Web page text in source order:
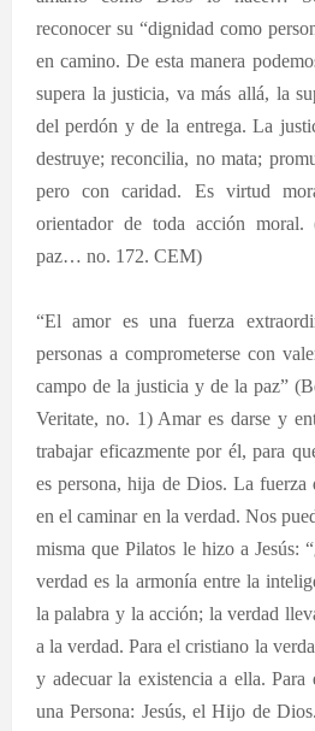
reconocer su “dignidad como
en camino. De esta manera
supera la justicia, va más allá, la
del perdón y de la entrega. La
destruye; reconcilia, no mata;
pero con caridad. Es virtud
orientador de toda acción moral.
paz… no. 172. CEM)
“El amor es una fuerza
personas a comprometerse con
campo de la justicia y de la paz”
Veritate, no. 1) Amar es darse y
trabajar eficazmente por él, para
es persona, hija de Dios. La fuerza
en el caminar en la verdad. Nos
misma que Pilatos le hizo a Jesús:
verdad es la armonía entre la
la palabra y la acción; la verdad
a la verdad. Para el cristiano la
y adecuar la existencia a ella. Para
una Persona: Jesús, el Hijo de